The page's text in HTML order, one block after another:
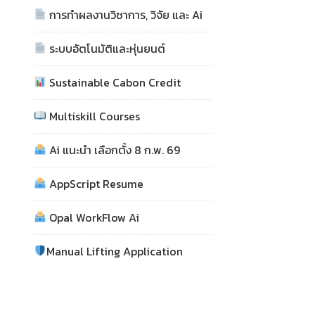
การทำผลงานวิชาการ, วิจัย และ Ai
ระบบอัตโนมัติและหุ่นยนต์
Sustainable Cabon Credit
Multiskill Courses
Ai แนะนำ เลือกตั้ง 8 ก.พ. 69
AppScript Resume
Opal WorkFlow Ai
Manual Lifting Application